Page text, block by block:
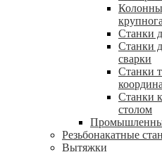
Колонны
Станки
Станки
сварки
Станки
Станки
столом
Резьбонакатные
Вытяжки